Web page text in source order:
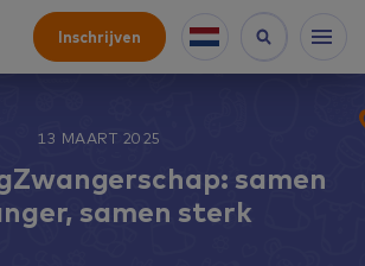
Inschrijven
13 MAART 2025
samen
samen sterk